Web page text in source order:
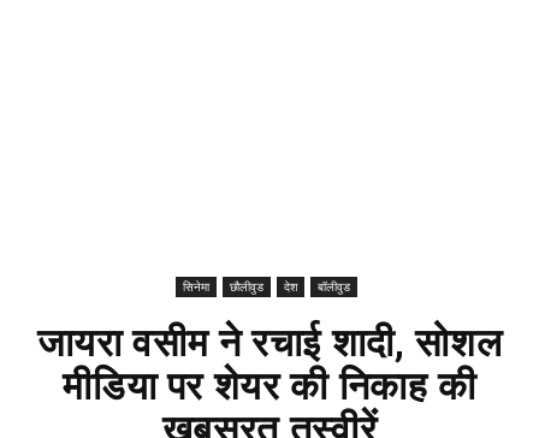
सिनेमा छौलीवुड देश बॉलीवुड
जायरा वसीम ने रचाई शादी, सोशल
मीडिया पर शेयर की निकाह की